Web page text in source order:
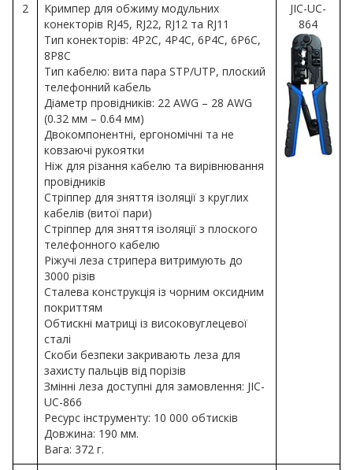
2
Кримпер для обжиму модульних
конекторів RJ45, RJ22, RJ12 та RJ11
Тип конекторів: 4P2C, 4P4C, 6P4C, 6P6C,
8P8C
Тип кабелю: вита пара STP/UTP, плоский
телефонний кабель
Діаметр провідників: 22 AWG – 28 AWG
(0.32 мм – 0.64 мм)
Двокомпонентні, ергономічні та не
ковзаючі рукоятки
Ніж для різання кабелю та вирівнювання
провідників
Стріппер для зняття ізоляції з круглих
кабелів (витої пари)
Стріппер для зняття ізоляції з плоского
телефонного кабелю
Ріжучі леза стрипера витримують до
3000 різів
Сталева конструкція із чорним оксидним
покриттям
Обтискні матриці із високовуглецевої
сталі
Скоби безпеки закривають леза для
захисту пальців від порізів
Змінні леза доступні для замовлення: JIC-
UC-866
Ресурс інструменту: 10 000 обтисків
Довжина: 190 мм.
Вага: 372 г.
JIC-UC-
864